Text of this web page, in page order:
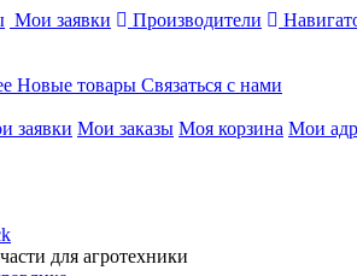
Мои заявки Производители
Новые товары Связаться с нами
заявки Мои заказы Моя корзина Мои
для агротехники